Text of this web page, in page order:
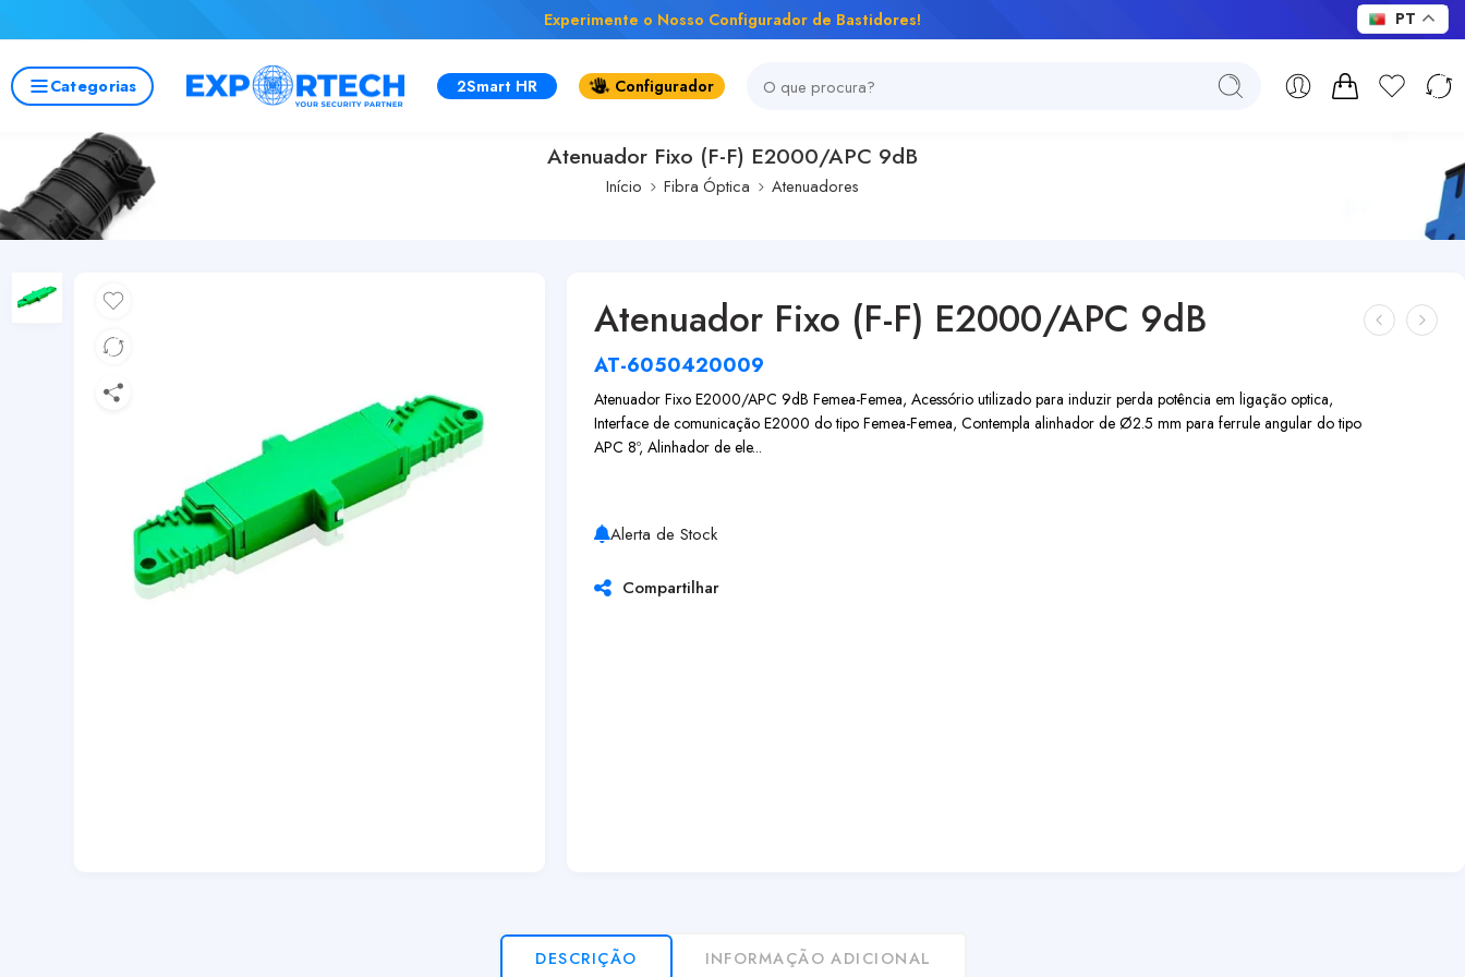
Experimente o Nosso Configurador de Bastidores!
Categorias 2Smart HR Configurador
Atenuador Fixo (F-F) E2000/APC 9dB
Início Fibra Óptica Atenuadores
Atenuador Fixo (F-F) E2000/APC 9dB
AT-6050420009
Atenuador Fixo E2000/APC 9dB Femea-Femea, Acessório utilizado para induzir perda potência em ligação optica,
Interface de comunicação E2000 do tipo Femea-Femea, Contempla alinhador de Ø2.5 mm para ferrule angular do tipo
APC 8º, Alinhador de ele...
Alerta de Stock
Compartilhar
DESCRIÇÃO INFORMAÇÃO ADICIONAL
PT